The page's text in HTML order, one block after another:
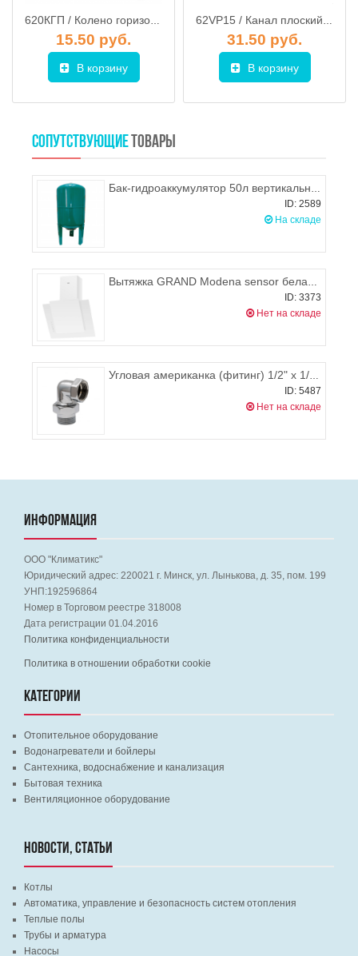
620КГП / Колено горизонтальное для плоских воздуховодов 60х204мм, ЭРА
15.50 руб.
В корзину
62VP15 / Канал плоский 60х204мм 1,5м, STORM
31.50 руб.
В корзину
СОПУТСТВУЮЩИЕ ТОВАРЫ
Бак-гидроаккумулятор 50л вертикальный, MAXPUMP
ID: 2589
На складе
Вытяжка GRAND Modena sensor белая (60 см)
ID: 3373
Нет на складе
Угловая американка (фитинг) 1/2" х 1/2", пара
ID: 5487
Нет на складе
ИНФОРМАЦИЯ
ООО "Климатикс"
Юридический адрес: 220021 г. Минск, ул. Лынькова, д. 35, пом. 199
УНП:192596864
Номер в Торговом реестре 318008
Дата регистрации 01.04.2016
Политика конфиденциальности
Политика в отношении обработки cookie
КАТЕГОРИИ
Отопительное оборудование
Водонагреватели и бойлеры
Сантехника, водоснабжение и канализация
Бытовая техника
Вентиляционное оборудование
НОВОСТИ, СТАТЬИ
Котлы
Автоматика, управление и безопасность систем отопления
Теплые полы
Трубы и арматура
Насосы